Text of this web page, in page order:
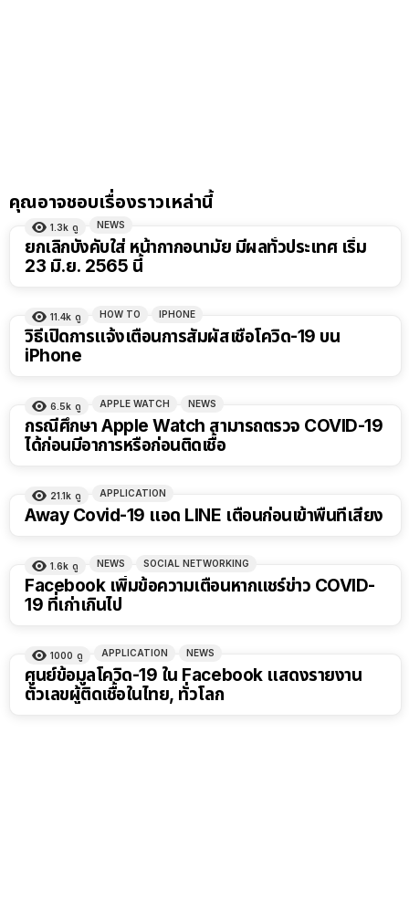
คุณอาจชอบเรื่องราวเหล่านี้
1.3k ดู NEWS
ยกเลิกบังคับใส่ หน้ากากอนามัย มีผลทั่วประเทศ เริ่ม
23 มิ.ย. 2565 นี้
11.4k ดู HOW TO IPHONE
วิธีเปิดการแจ้งเตือนการสัมผัสเชื้อโควิด-19 บน
iPhone
6.5k ดู APPLE WATCH NEWS
กรณีศึกษา Apple Watch สามารถตรวจ COVID-19
ได้ก่อนมีอาการหรือก่อนติดเชื้อ
21.1k ดู APPLICATION
Away Covid-19 แอด LINE เตือนก่อนเข้าพื้นที่เสี่ยง
1.6k ดู NEWS SOCIAL NETWORKING
Facebook เพิ่มข้อความเตือนหากแชร์ข่าว COVID-
19 ที่เก่าเกินไป
1000 ดู APPLICATION NEWS
ศูนย์ข้อมูลโควิด-19 ใน Facebook แสดงรายงาน
ตัวเลขผู้ติดเชื้อในไทย, ทั่วโลก